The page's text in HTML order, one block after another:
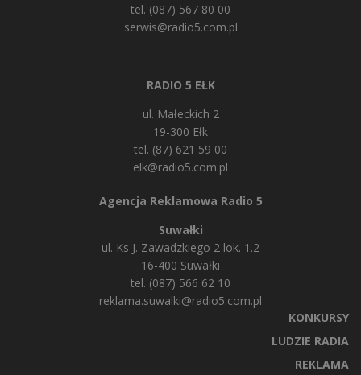
tel. (087) 567 80 00
serwis@radio5.com.pl
RADIO 5 EŁK
ul. Małeckich 2
19-300 Ełk
tel. (87) 621 59 00
elk@radio5.com.pl
Agencja Reklamowa Radio 5
Suwałki
ul. Ks J. Zawadzkiego 2 lok. 1.2
16-400 Suwałki
tel. (087) 566 62 10
reklama.suwalki@radio5.com.pl
KONKURSY
LUDZIE RADIA
REKLAMA